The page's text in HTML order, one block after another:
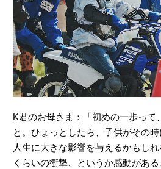
K君のお母さま：「初めの一歩って
と。ひょっとしたら、子供がその
人生に大きな影響を与えるかもし
くらいの衝撃、というか感動があ